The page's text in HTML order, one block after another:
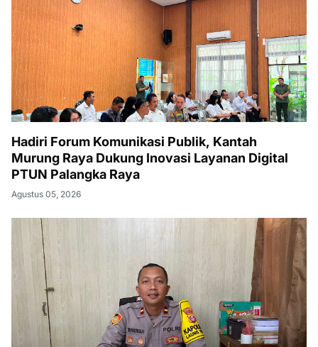
Hadiri Forum Komunikasi Publik, Kantah
Murung Raya Dukung Inovasi Layanan Digital
PTUN Palangka Raya
Agustus 05, 2026